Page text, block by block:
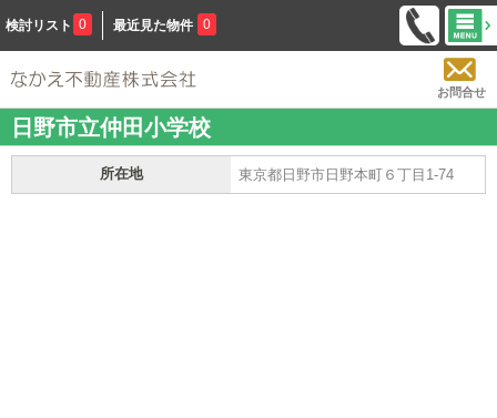
検討リスト 0 最近見た物件 0
お問合せ
日野市立仲田小学校
所在地 東京都日野市日野本町６丁目1-74